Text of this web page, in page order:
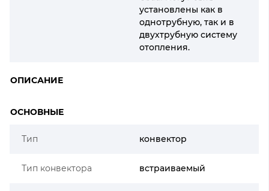
установлены как в
однотрубную, так и в
двухтрубную систему
отопления.
ОПИСАНИЕ
ОСНОВНЫЕ
Тип конвектор
Тип конвектора встраиваемый